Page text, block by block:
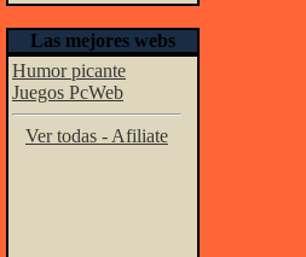
Las mejores webs
Humor picante
Juegos PcWeb
Ver todas - Afiliate